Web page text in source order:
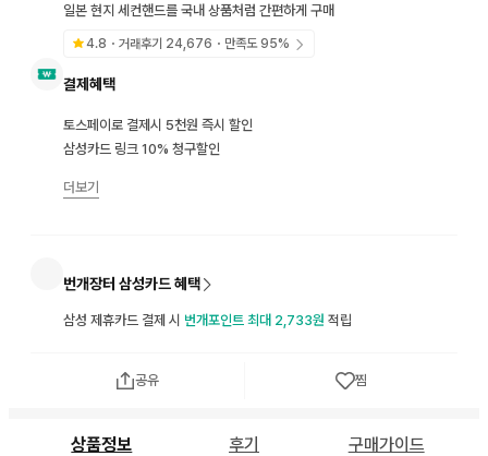
일본 현지 세컨핸드를 국내 상품처럼 간편하게 구매
4.8 ・거래후기 24,676 ・만족도95%
결제혜택
토스페이로 결제시 5천원 즉시 할인
삼성카드 링크 10% 청구할인
더보기
번개장터 삼성카드 혜택
삼성 제휴카드 결제 시 번개포인트 최대 2,733원 적립
공유 찜
상품정보 후기 구매가이드